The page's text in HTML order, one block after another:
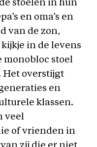
stoelen in hun
en oma’s en
van de zon,
in de levens
monobloc stoel
Het overstijgt
en
klassen.
veel
of vrienden in